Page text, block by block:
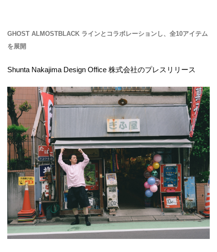
GHOST ALMOSTBLACK ラインとコラボレーションし、全10アイテム
を展開
Shunta Nakajima Design Office 株式会社のプレスリリース